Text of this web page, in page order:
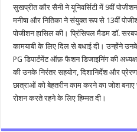
सुखप्रीत कौर सैनी ने यूनिवर्सिटी में 9वीं
मनीषा और नितिका ने संयुक्त रूप से 13वीं
पोजीशन हासिल की। ​​प्रिंसिपल मैडम डॉ.
कामयाबी के लिए दिल से बधाई दी। उन्होंने
PG डिपार्टमेंट ऑफ़ फैशन डिजाइनिंग की
की उनके निरंतर सहयोग, दिशानिर्देश और
छात्राओं को बेहतरीन काम करने का जोश
रोशन करते रहने के लिए हिम्मत दी।